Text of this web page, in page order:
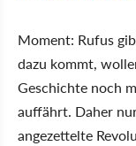
Moment: Rufus
dazu kommt,
Geschichte noch
auffährt. Daher
angezettelte